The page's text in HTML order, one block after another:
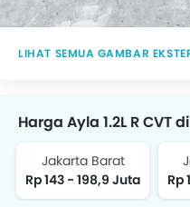
GAMBAR
Harga Ayla 1.2L R CVT
Jakarta Barat
Rp 143 - 198,9 Juta
Rp